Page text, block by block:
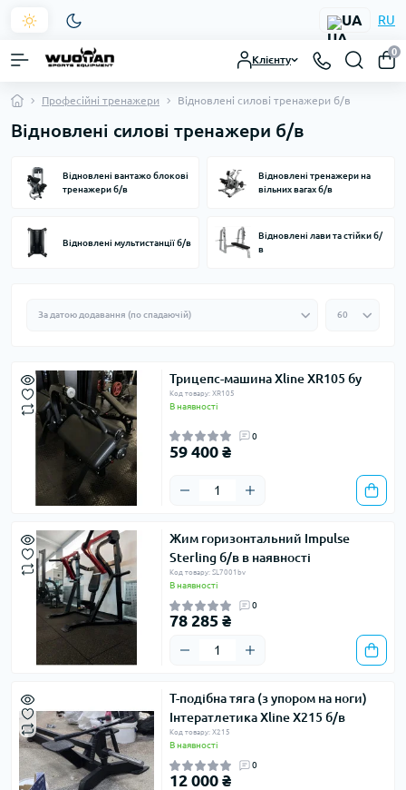
UA RU
Клієнту
0
Професійні тренажери Відновлені силові тренажери б/в
Відновлені силові тренажери б/в
Відновлені вантажо блокові
тренажери б/в
Відновлені тренажери на
вільних вагах б/в
Відновлені мультистанції б/в
Відновлені лави та стійки б/
в
Трицепс-машина Xline XR105 бу
Код товару: XR105
В наявності
0
59 400 ₴
Жим горизонтальний Impulse
Sterling б/в в наявності
Код товару: SL7001bv
В наявності
0
78 285 ₴
Т-подібна тяга (з упором на ноги)
Інтератлетика Xline X215 б/в
Код товару: X215
В наявності
0
12 000 ₴